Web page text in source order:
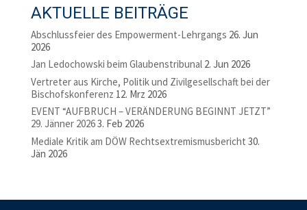
AKTUELLE BEITRÄGE
Abschlussfeier des Empowerment-Lehrgangs 26. Jun
2026
Jan Ledochowski beim Glaubenstribunal 2. Jun 2026
Vertreter aus Kirche, Politik und Zivilgesellschaft bei der
Bischofskonferenz 12. Mrz 2026
EVENT “AUFBRUCH – VERÄNDERUNG BEGINNT JETZT”
29. Jänner 20263. Feb 2026
Mediale Kritik am DÖW Rechtsextremismusbericht 30.
Jän 2026